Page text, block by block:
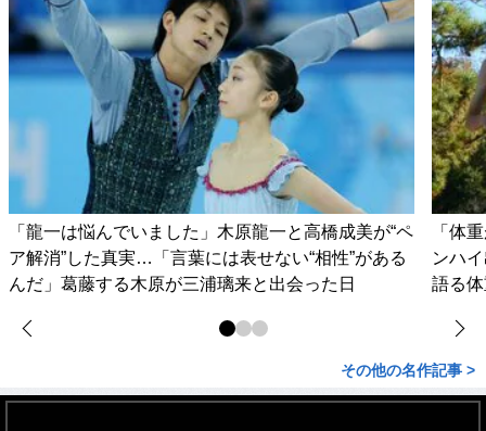
「龍一は悩んでいました」木原龍一と高橋成美が“ペ
ア解消”した真実…「言葉には表せない“相性”がある
んだ」葛藤する木原が三浦璃来と出会った日
「体
ンハ
語る
その他の名作記事 >